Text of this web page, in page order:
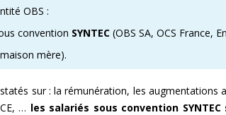
OBS :
convention SYNTEC (OBS SA, OCS France,
mère).
sur : la rémunération, les augmentations
… les salariés sous convention